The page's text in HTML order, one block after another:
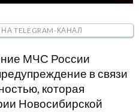
TELEGRAM-КАНАЛ
МЧС России
в связи
которая
Новосибирской